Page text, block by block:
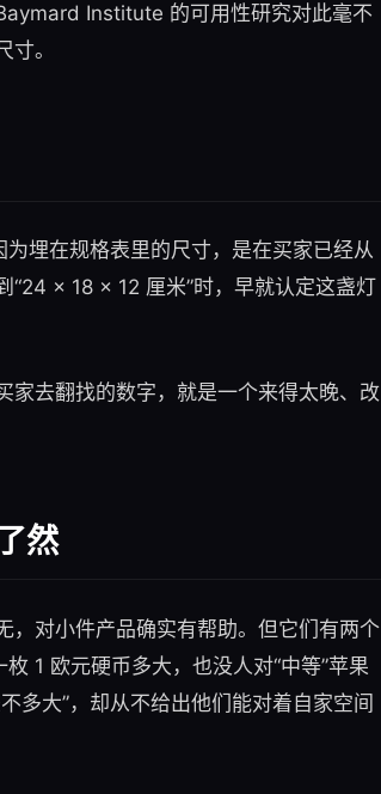
Institute 的可用性研究对此毫不
。
埋在规格表里的尺寸，是在买家已经从
× 18 × 12 厘米”时，早就认定这盏灯
家去翻找的数字，就是一个来得太晚、改
然
对小件产品确实有帮助。但它们有两个
1 欧元硬币多大，也没人对“中等”苹果
多大”，却从不给出他们能对着自家空间